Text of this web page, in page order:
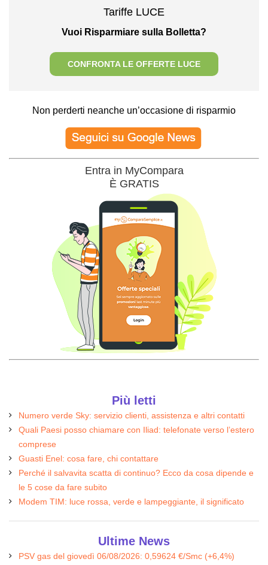
Tariffe LUCE
Vuoi Risparmiare sulla Bolletta?
CONFRONTA LE OFFERTE LUCE
Non perderti neanche un’occasione di risparmio
Entra in MyCompara
È GRATIS
Più letti
Numero verde Sky: servizio clienti, assistenza e altri contatti
Quali Paesi posso chiamare con Iliad: telefonate verso l’estero
comprese
Guasti Enel: cosa fare, chi contattare
Perché il salvavita scatta di continuo? Ecco da cosa dipende e
le 5 cose da fare subito
Modem TIM: luce rossa, verde e lampeggiante, il significato
Ultime News
PSV gas del giovedì 06/08/2026: 0,59624 €/Smc (+6,4%)